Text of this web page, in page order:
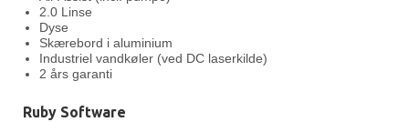
2.0 Linse
Dyse
Skærebord i aluminium
Industriel vandkøler (ved DC laserkilde)
2 års garanti
Ruby Software